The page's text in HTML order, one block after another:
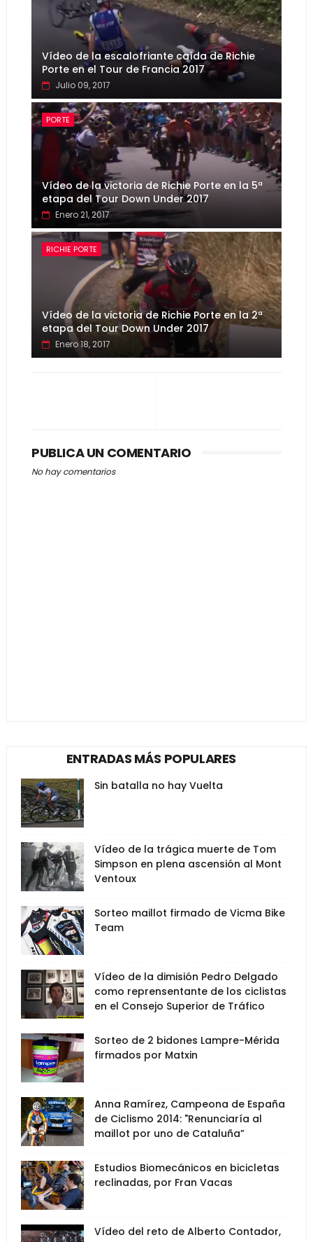
Vídeo de la escalofriante caída de Richie
Porte en el Tour de Francia 2017
Julio 09, 2017
PORTE
Vídeo de la victoria de Richie Porte en la 5ª
etapa del Tour Down Under 2017
Enero 21, 2017
RICHIE PORTE
Vídeo de la victoria de Richie Porte en la 2ª
etapa del Tour Down Under 2017
Enero 18, 2017
PUBLICA UN COMENTARIO
No hay comentarios
ENTRADAS MÁS POPULARES
Sin batalla no hay Vuelta
Vídeo de la trágica muerte de Tom
Simpson en plena ascensión al Mont
Ventoux
Sorteo maillot firmado de Vicma Bike
Team
Vídeo de la dimisión Pedro Delgado
como reprensentante de los ciclistas
en el Consejo Superior de Tráfico
Sorteo de 2 bidones Lampre-Mérida
firmados por Matxin
Anna Ramírez, Campeona de España
de Ciclismo 2014: "Renunciaría al
maillot por uno de Cataluña”
Estudios Biomecánicos en bicicletas
reclinadas, por Fran Vacas
Vídeo del reto de Alberto Contador,